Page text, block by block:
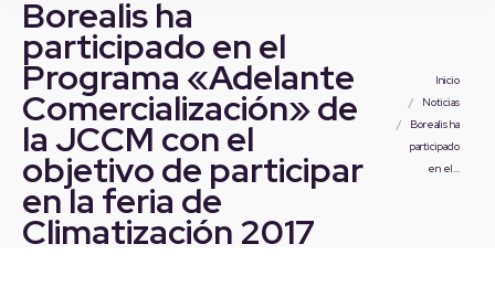
Borealis ha
participado en el
Programa «Adelante
Comercialización» de
la JCCM con el
objetivo de participar
en la feria de
Climatización 2017
Estás aquí:
Inicio
Noticias
Borealis ha
participado
en el…